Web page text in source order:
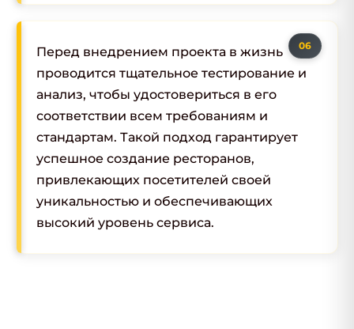
Перед внедрением проекта в жизнь
проводится тщательное тестирование и
анализ, чтобы удостовериться в его
соответствии всем требованиям и
стандартам. Такой подход гарантирует
успешное создание ресторанов,
привлекающих посетителей своей
уникальностью и обеспечивающих
высокий уровень сервиса.